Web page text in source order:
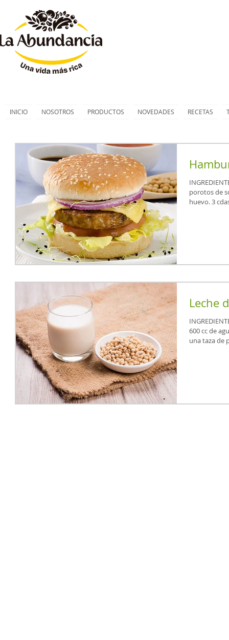
INICIO NOSOTROS PRODUCTOS NOVEDADES RECETAS
INGREDIENTES 1 cebolla. 2 morrón sin
porotos de
huevo. 3
Leche
INGREDIENTES 1 taza de porotos de soja LA
600 cc de agua.
una taza de